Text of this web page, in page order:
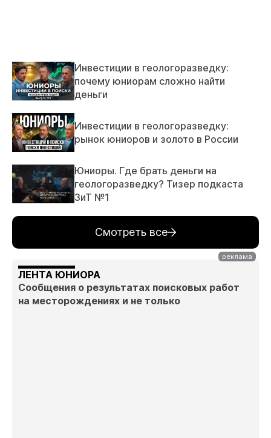
Инвестиции в геологоразведку:
почему юниорам сложно найти
деньги
Инвестиции в геологоразведку:
рынок юниоров и золото в России
Юниоры. Где брать деньги на
геологоразведку? Тизер подкаста
ЗиТ №1
Смотреть все
ЛЕНТА ЮНИОРА
Сообщения о результатах поисковых работ
на месторождениях и не только